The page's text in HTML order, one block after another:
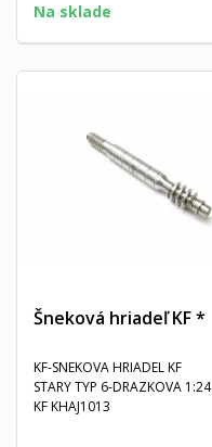
Na sklade
Šneková hriadeľ KF *
KF-SNEKOVA HRIADEL KF
STARY TYP 6-DRAZKOVA 1:24
KF KHAJ1013